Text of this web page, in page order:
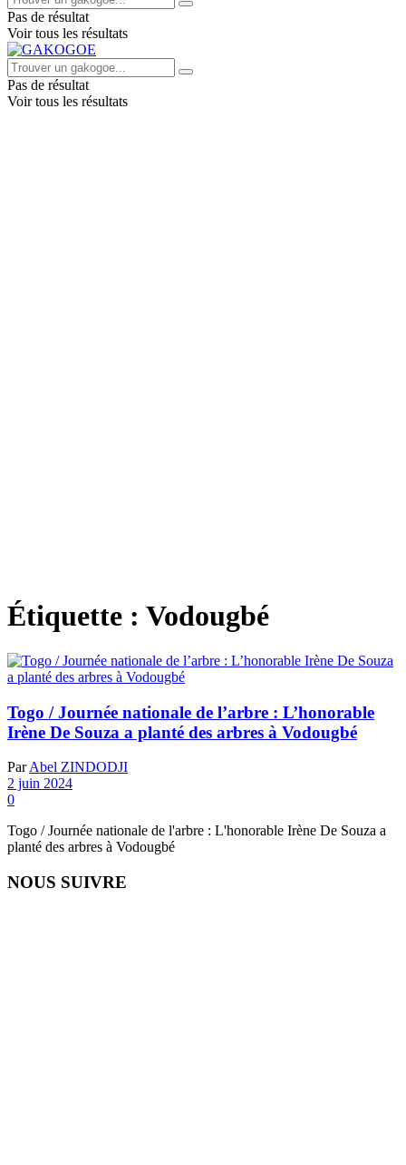
Pas de résultat
Voir tous les résultats
Pas de résultat
Voir tous les résultats
Étiquette : Vodougbé
Togo / Journée nationale de l’arbre : L’honorable
Irène De Souza a planté des arbres à Vodougbé
Par Abel ZINDODJI
2 juin 2024
0
Togo / Journée nationale de l'arbre : L'honorable Irène De Souza a
planté des arbres à Vodougbé
NOUS SUIVRE